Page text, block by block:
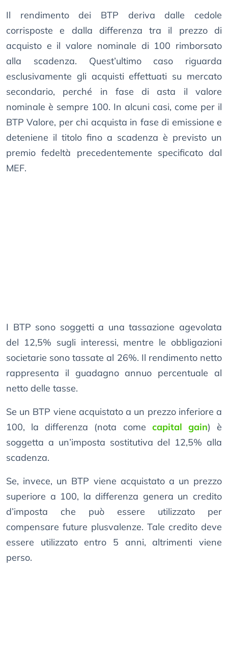
Il rendimento dei BTP deriva dalle cedole
corrisposte e dalla differenza tra il prezzo di
acquisto e il valore nominale di 100 rimborsato
alla scadenza. Quest’ultimo caso riguarda
esclusivamente gli acquisti effettuati su mercato
secondario, perché in fase di asta il valore
nominale è sempre 100. In alcuni casi, come per il
BTP Valore, per chi acquista in fase di emissione e
deteniene il titolo fino a scadenza è previsto un
premio fedeltà precedentemente specificato dal
MEF.
I BTP sono soggetti a una tassazione agevolata
del 12,5% sugli interessi, mentre le obbligazioni
societarie sono tassate al 26%. Il rendimento netto
rappresenta il guadagno annuo percentuale al
netto delle tasse.
Se un BTP viene acquistato a un prezzo inferiore a
100, la differenza (nota come capital gain) è
soggetta a un’imposta sostitutiva del 12,5% alla
scadenza.
Se, invece, un BTP viene acquistato a un prezzo
superiore a 100, la differenza genera un credito
d’imposta che può essere utilizzato per
compensare future plusvalenze. Tale credito deve
essere utilizzato entro 5 anni, altrimenti viene
perso.